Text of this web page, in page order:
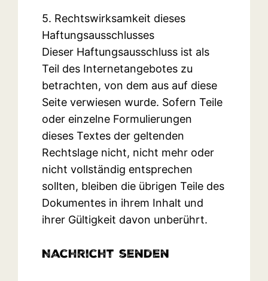
5. Rechtswirksamkeit dieses
Haftungsausschlusses
Dieser Haftungsausschluss ist als
Teil des Internetangebotes zu
betrachten, von dem aus auf diese
Seite verwiesen wurde. Sofern Teile
oder einzelne Formulierungen
dieses Textes der geltenden
Rechtslage nicht, nicht mehr oder
nicht vollständig entsprechen
sollten, bleiben die übrigen Teile des
Dokumentes in ihrem Inhalt und
ihrer Gültigkeit davon unberührt.
Nachricht senden